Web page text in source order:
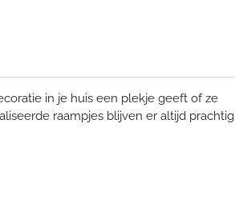
in je huis een plekje geeft of ze
raampjes blijven er altijd prachtig